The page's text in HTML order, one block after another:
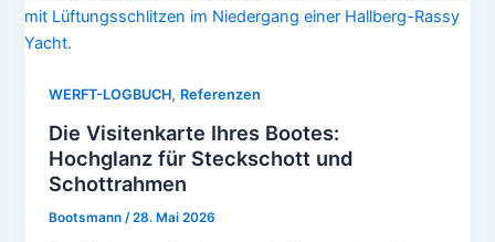
WERFT-LOGBUCH, Referenzen
Die Visitenkarte Ihres Bootes:
Hochglanz für Steckschott und
Schottrahmen
Bootsmann /28. Mai 2026